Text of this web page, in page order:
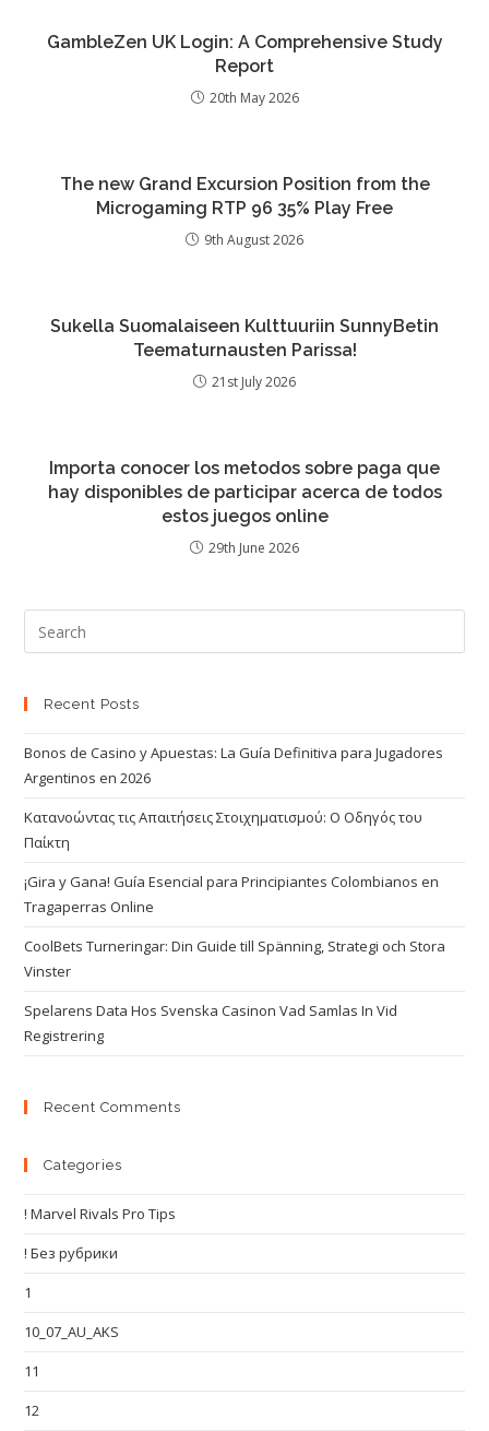
GambleZen UK Login: A Comprehensive Study
Report
20th May 2026
The new Grand Excursion Position from the
Microgaming RTP 96 35% Play Free
9th August 2026
Sukella Suomalaiseen Kulttuuriin SunnyBetin
Teematurnausten Parissa!
21st July 2026
Importa conocer los metodos sobre paga que
hay disponibles de participar acerca de todos
estos juegos online
29th June 2026
Recent Posts
Bonos de Casino y Apuestas: La Guía Definitiva para Jugadores
Argentinos en 2026
Κατανοώντας τις Απαιτήσεις Στοιχηματισμού: Ο Οδηγός του
Παίκτη
¡Gira y Gana! Guía Esencial para Principiantes Colombianos en
Tragaperras Online
CoolBets Turneringar: Din Guide till Spänning, Strategi och Stora
Vinster
Spelarens Data Hos Svenska Casinon Vad Samlas In Vid
Registrering
Recent Comments
Categories
! Marvel Rivals Pro Tips
! Без рубрики
1
10_07_AU_AKS
11
12